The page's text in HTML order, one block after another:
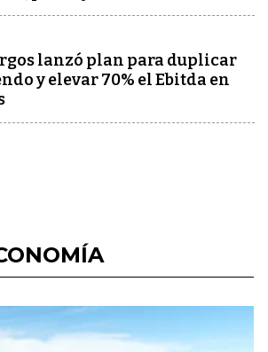
lanzó plan para duplicar
y elevar 70% el Ebitda en